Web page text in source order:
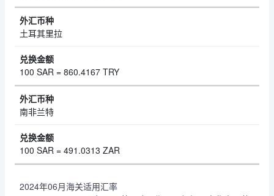
土耳其里拉
100 SAR = 860.4167 TRY
南非兰特
100 SAR = 491.0313 ZAR
2024年06月海关适用汇率